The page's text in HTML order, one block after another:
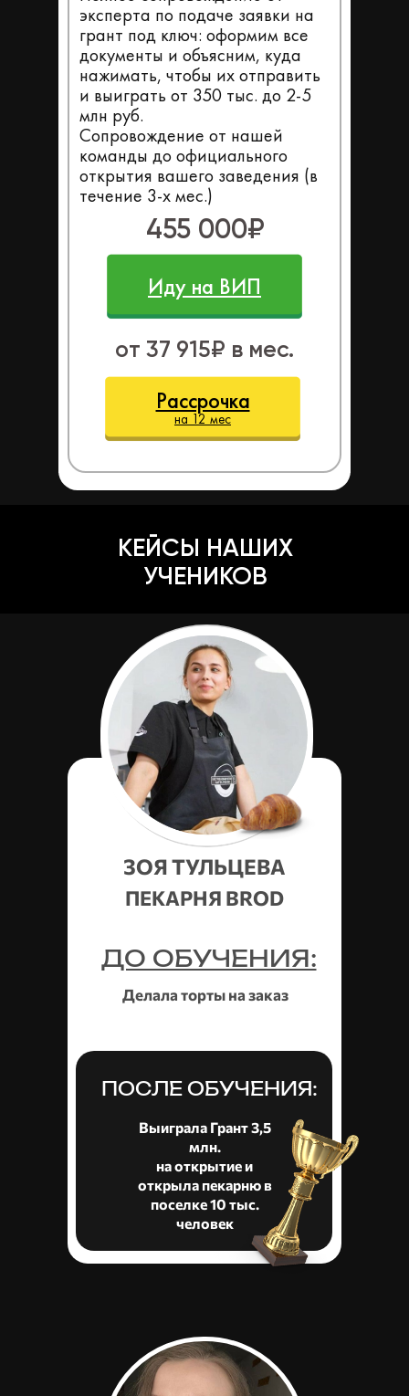
эксперта по подаче заявки на
грант под ключ: оформим все
документы и объясним, куда
нажимать, чтобы их отправить
и выиграть от 350 тыс. до 2-5
млн руб.
Сопровождение от нашей
команды до официального
открытия вашего заведения (в
течение 3-х мес.)
455 000₽
от 37 915₽ в мес.
Иду на ВИП
Рассрочка
на 12 мес
КЕЙСЫ НАШИХ
УЧЕНИКОВ
ЗОЯ ТУЛЬЦЕВА
ДО ОБУЧЕНИЯ:
Делала торты на заказ
ПОСЛЕ ОБУЧЕНИЯ:
ПЕКАРНЯ BROD
Выиграла Грант 3,5
млн.
на открытие и
открыла пекарню в
поселке 10 тыс.
человек